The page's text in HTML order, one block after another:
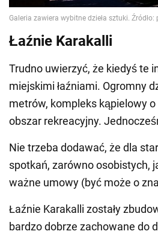
Łaźnie Karakalli
Trudno uwierzyć, że kiedyś te
miejskimi łaźniami. Ogromny
metrów, kompleks kąpielowy
obszar rekreacyjny.
Nie trzeba dodawać, że dla
spotkań, zarówno osobistych,
ważne umowy (być może o
Łaźnie Karakalli zostały
bardzo dobrze zachowane do